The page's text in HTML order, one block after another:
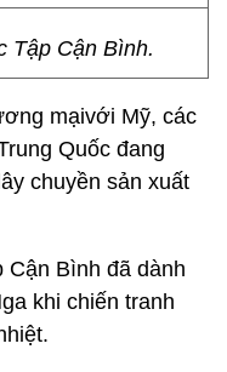
Tập Cận Bình.
mạivới Mỹ, các
Quốc đang
chuyền sản xuất
Cận Bình đã dành
khi chiến tranh